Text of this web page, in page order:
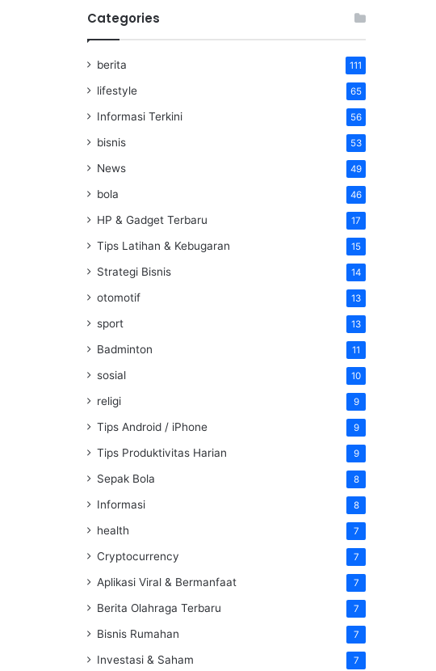
Categories
berita 111
lifestyle 65
Informasi Terkini 56
bisnis 53
News 49
bola 46
HP & Gadget Terbaru 17
Tips Latihan & Kebugaran 15
Strategi Bisnis 14
otomotif 13
sport 13
Badminton 11
sosial 10
religi 9
Tips Android / iPhone 9
Tips Produktivitas Harian 9
Sepak Bola 8
Informasi 8
health 7
Cryptocurrency 7
Aplikasi Viral & Bermanfaat 7
Berita Olahraga Terbaru 7
Bisnis Rumahan 7
Investasi & Saham 7